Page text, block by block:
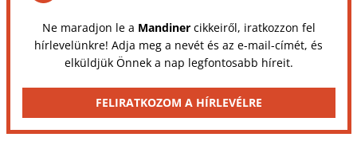
Ne maradjon le a Mandinercikkeiről, iratkozzon fel
hírlevelünkre! Adja meg a nevét és az e-mail-címét, és
elküldjük Önnek a nap legfontosabb híreit.
FELIRATKOZOM A HÍRLEVÉLRE